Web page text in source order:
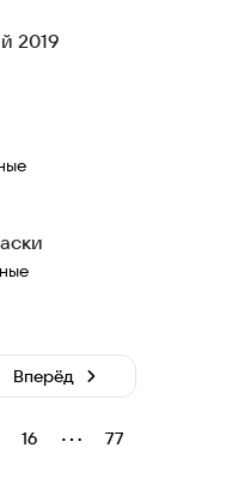
2019
16 ⋯ 77
Вперёд